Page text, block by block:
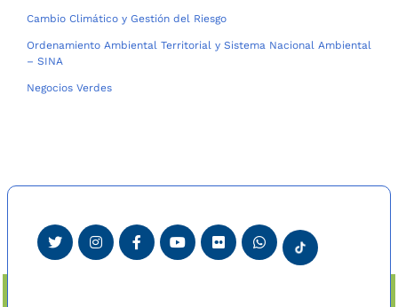
Cambio Climático y Gestión del Riesgo
Ordenamiento Ambiental Territorial y Sistema Nacional Ambiental
– SINA
Negocios Verdes